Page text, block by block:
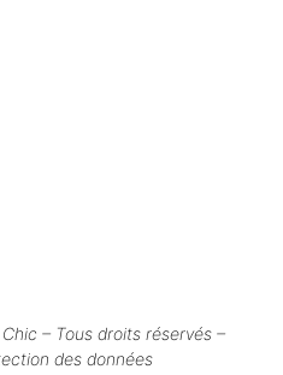
– Tous droits réservés –
des données